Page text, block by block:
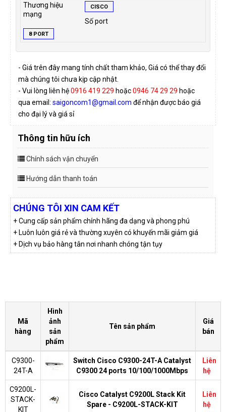
Thương hiệu
mạng
CISCO
Số port
8 PORT
- Giá trên đây mang tính chất tham khảo, Giá có thể thay đổi
mà chúng tôi chưa kịp cập nhật.
- Vui lòng liên hệ0916 419 229 hoặc0946 74 29 29 hoặc
qua email: saigoncom1@gmail.com để nhận được báo giá
cho đại lý và giá sỉ
Thông tin hữu ích
Chính sách vận chuyển
Hướng dẫn thanh toán
CHÚNG TÔI XIN CAM KẾT
+ Cung cấp sản phẩm chính hãng đa dạng và phong phú
+ Luôn luôn giá rẻ và thường xuyên có khuyến mãi giảm giá
+ Dịch vụ bảo hàng tân nơi nhanh chóng tận tụy
Mã
hàng
Hình
ảnh
sản
phẩm
Tên sản phẩm
Giá
bán
C9300-
24T-A
Switch Cisco C9300-24T-A Catalyst
C9300 24 ports 10/100/1000Mbps
Liên
hệ
C9200L-
STACK-
KIT
Cisco Catalyst C9200L Stack Kit
Spare - C9200L-STACK-KIT
Liên
hệ